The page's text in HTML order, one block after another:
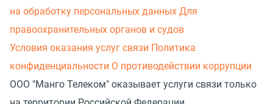
на обработку персональных данных Для
правоохранительных органов и судов
Условия оказания услуг связи Политика
конфиденциальности О противодействии коррупции
ООО "Манго Телеком" оказывает услуги связи только